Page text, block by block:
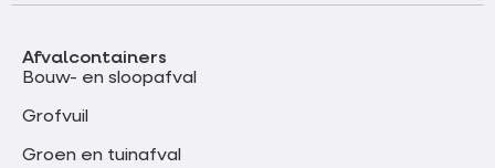
Afvalcontainers
Bouw- en sloopafval
Grofvuil
Groen en tuinafval